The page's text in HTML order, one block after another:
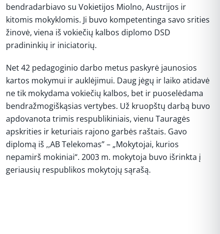
bendradarbiavo su Vokietijos Miolno, Austrijos ir
kitomis mokyklomis. Ji buvo kompetentinga savo srities
žinovė, viena iš vokiečių kalbos diplomo DSD
pradininkių ir iniciatorių.
Net 42 pedagoginio darbo metus paskyrė jaunosios
kartos mokymui ir auklėjimui. Daug jėgų ir laiko atidavė
ne tik mokydama vokiečių kalbos, bet ir puoselėdama
bendražmogiškąsias vertybes. Už kruopštų darbą buvo
apdovanota trimis respublikiniais, vienu Tauragės
apskrities ir keturiais rajono garbės raštais. Gavo
diplomą iš ,,AB Telekomas” – „Mokytojai, kurios
nepamirš mokiniai“. 2003 m. mokytoja buvo išrinkta į
geriausių respublikos mokytojų sąrašą.